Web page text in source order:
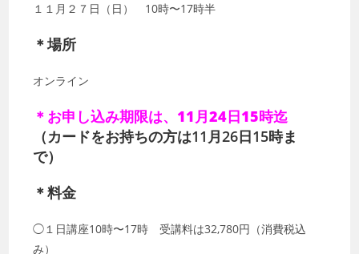
１１月２７日（日） 10時〜17時半
＊場所
オンライン
＊お申し込み期限は、11月24日15時迄
（カードをお持ちの方は11月26日15時ま
で）
＊料金
◯１日講座10時〜17時 受講料は32,780円（消費税込
み）